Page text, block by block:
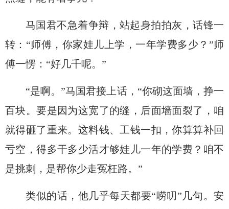
马国君不急着争辩，站起身拍拍灰，话锋一
转： “师傅，你家娃儿上学，一年学费多少？”师
傅一愣：“好几千呢。”
“是啊。”马国君接上话，“你砌这面墙，挣一
百块。要是因为这宽了的缝，后面墙面裂了，咱
就得砸了重来。这料钱、工钱一扣，你算算补回
亏空，得多干多少活才够娃儿一年的学费？咱不
是挑刺，是帮你少走冤枉路。 ”
类似的话，他几乎每天都要“唠叨”几句 。安